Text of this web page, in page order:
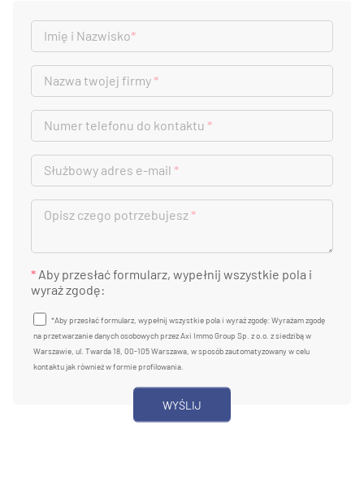
Imię i Nazwisko*
Nazwa twojej firmy*
Numer telefonu do kontaktu *
Służbowy adres e-mail *
Opisz czego potrzebujesz*
* Aby przesłać formularz, wypełnij wszystkie pola i
wyraź zgodę:
*Aby przesłać formularz, wypełnij wszystkie pola i wyraź zgodę: Wyrażam zgodę
na przetwarzanie danych osobowych przez Axi Immo Group Sp. z o.o. z siedzibą w
Warszawie, ul. Twarda 18, 00-105 Warszawa, w sposób zautomatyzowany w celu
kontaktu jak również w formie profilowania.